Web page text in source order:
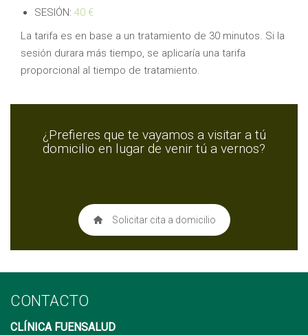
SESIÓN: 40 €
La tarifa es en base a un tratamiento de 30 minutos. Si la
sesión durara más tiempo, se aplicaría una tarifa
proporcional al tiempo de tratamiento.
¿Prefieres que te vayamos a visitar a tú
domicilio en lugar de venir tú a vernos?
Solicitar cita a domicilio
CONTACTO
CLÍNICA FUENSALUD